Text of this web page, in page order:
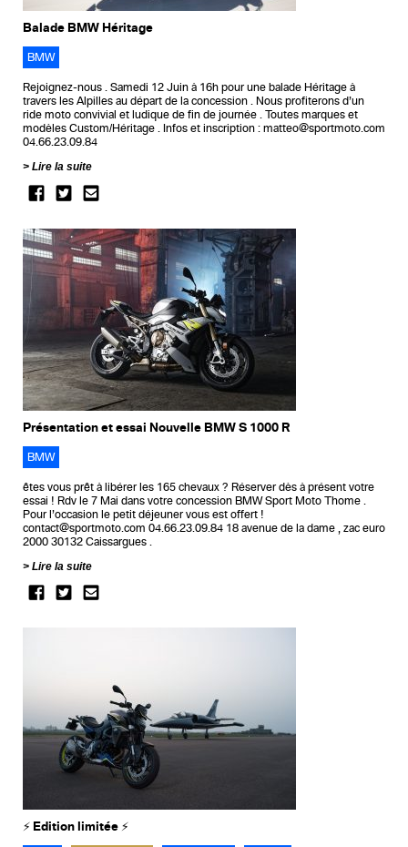
Balade BMW Héritage
BMW
Rejoignez-nous . Samedi 12 Juin à 16h pour une balade Héritage à
travers les Alpilles au départ de la concession . Nous profiterons d’un
ride moto convivial et ludique de fin de journée . Toutes marques et
modèles Custom/Héritage . Infos et inscription : matteo@sportmoto.com
04.66.23.09.84
Lire la suite
Présentation et essai Nouvelle BMW S 1000 R
BMW
êtes vous prêt à libérer les 165 chevaux ? Réserver dès à présent votre
essai ! Rdv le 7 Mai dans votre concession BMW Sport Moto Thome .
Pour l’occasion le petit déjeuner vous est offert !
contact@sportmoto.com 04.66.23.09.84 18 avenue de la dame , zac euro
2000 30132 Caissargues .
Lire la suite
⚡️ Edition limitée ⚡️